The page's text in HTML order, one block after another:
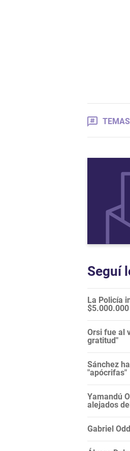
TEMAS
Seguí
La Policía
$5.000.000
Orsi fue al
gratitud"
Sánchez
"apócrifas"
Yamandú
alejados
Gabriel